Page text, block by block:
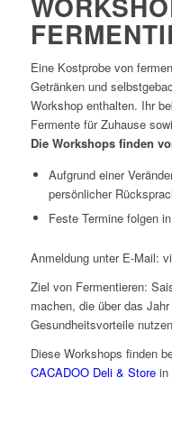
Eine Kostprobe von
Getränken und
Workshop enthalten. Ihr
Fermente für Zuhause
Die Workshops finden
Aufgrund einer
persönlicher
Feste Termine folgen
Anmeldung unter E-Mail:
Ziel von Fermentieren:
machen, die über das
Gesundheitsvorteile
Diese Workshops finden
CACADOO Deli & Storein